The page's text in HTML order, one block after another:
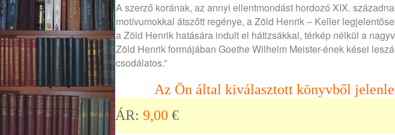
A szerző korának, az annyi ellentmondást hordozó XIX.
motívumokkal átszőtt regénye, a Zöld Henrik – Keller
a Zöld Henrik hatására indult el hátizsákkal, térkép nélkül a
Zöld Henrik formájában Goethe Wilhelm Meister-ének kései
csodálatos.”
Az Ön által kiválasztott könyvből
ÁR: 9,00 €